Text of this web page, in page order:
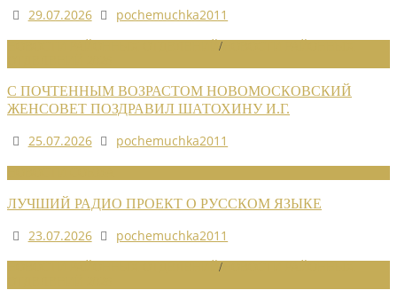
29.07.2026
pochemuchka2011
/
С ПОЧТЕННЫМ ВОЗРАСТОМ НОВОМОСКОВСКИЙ
ЖЕНСОВЕТ ПОЗДРАВИЛ ШАТОХИНУ И.Г.
25.07.2026
pochemuchka2011
ЛУЧШИЙ РАДИО ПРОЕКТ О РУССКОМ ЯЗЫКЕ
23.07.2026
pochemuchka2011
/